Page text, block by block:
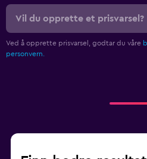
Vil du opprette et prisvarsel?
Ved å opprette prisvarsel, godtar du våre
personvern.